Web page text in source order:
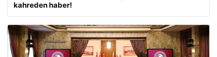
kahreden haber!